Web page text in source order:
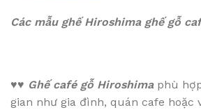
Các mẫu ghế Hiroshima ghế gỗ
♥♥ Ghế café gỗ Hiroshimaphù
gian như gia đình, quán cafe hoặc